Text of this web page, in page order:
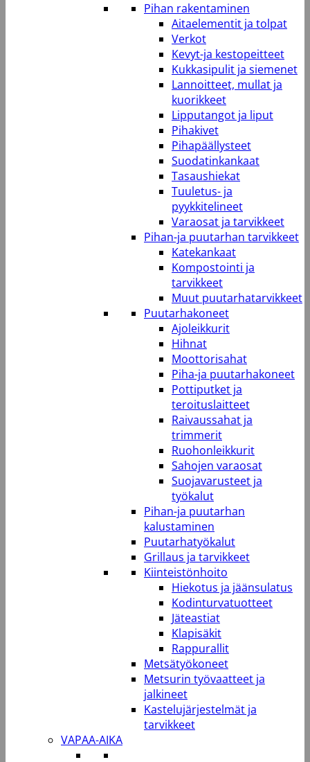
Pihan rakentaminen
Aitaelementit ja tolpat
Verkot
Kevyt-ja kestopeitteet
Kukkasipulit ja siemenet
Lannoitteet, mullat ja
kuorikkeet
Lipputangot ja liput
Pihakivet
Pihapäällysteet
Suodatinkankaat
Tasaushiekat
Tuuletus- ja
pyykkitelineet
Varaosat ja tarvikkeet
Pihan-ja puutarhan tarvikkeet
Katekankaat
Kompostointi ja
tarvikkeet
Muut puutarhatarvikkeet
Puutarhakoneet
Ajoleikkurit
Hihnat
Moottorisahat
Piha-ja puutarhakoneet
Pottiputket ja
teroituslaitteet
Raivaussahat ja
trimmerit
Ruohonleikkurit
Sahojen varaosat
Suojavarusteet ja
työkalut
Pihan-ja puutarhan
kalustaminen
Puutarhatyökalut
Grillaus ja tarvikkeet
Kiinteistönhoito
Hiekotus ja jäänsulatus
Kodinturvatuotteet
Jäteastiat
Klapisäkit
Rappurallit
Metsätyökoneet
Metsurin työvaatteet ja
jalkineet
Kastelujärjestelmät ja
tarvikkeet
VAPAA-AIKA